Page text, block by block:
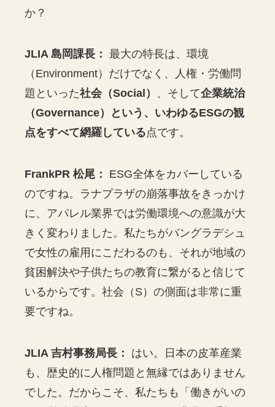
か？
JLIA 島岡課長： 最大の特長は、環境
（Environment）だけでなく、人権・労働問
題といった社会（Social） 、そして企業統治
（Governance）という、いわゆるESGの観
点をすべて網羅している点です。
FrankPR 松尾：
ESG全体をカバーしている
のですね。ラナプラザの崩落事故をきっかけ
に、アパレル業界では労働環境への意識が大
きく変わりました。私たちがバングラデシュ
で女性の雇用にこだわるのも、それが地域の
貧困解決や子供たちの教育に繋がると信じて
いるからです。社会（S）の側面は非常に重
要ですね。
JLIA 吉村事務局長：
はい。日本の皮革産業
も、歴史的に人権問題と無縁ではありません
でした。だからこそ、私たちも「働きがいの